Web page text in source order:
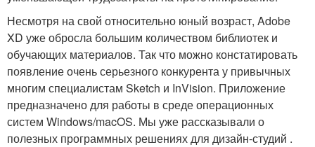
Несмотря на свой относительно юный возраст, Adobe
XD уже обросла большим количеством библиотек и
обучающих материалов. Так что можно констатировать
появление очень серьезного конкурента у привычных
многим специалистам Sketch и InVision. Приложение
предназначено для работы в среде операционных
систем Windows/macOS. Мы уже рассказывали о
полезных программных решениях для дизайн-студий .